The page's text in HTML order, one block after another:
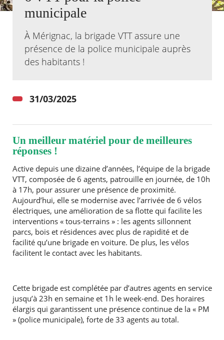
Watt
Actualités
Kiosque
Espace de services en ligne
RECHERCHER ...
municipale
À Mérignac, la brigade VTT assure une
présence de la police municipale auprès
des habitants !
31/03/2025
Un meilleur matériel pour de meilleures
réponses !
Active depuis une dizaine d’années, l’équipe de la brigade
VTT, composée de 6 agents, patrouille en journée, de 10h
à 17h, pour assurer une présence de proximité.
Aujourd’hui, elle se modernise avec l’arrivée de 6 vélos
électriques, une amélioration de sa flotte qui facilite les
interventions « tous-terrains » : les agents sillonnent
parcs, bois et résidences avec plus de rapidité et de
facilité qu’une brigade en voiture. De plus, les vélos
facilitent le contact avec les habitants.
Cette brigade est complétée par d’autres agents en service
jusqu’à 23h en semaine et 1h le week-end. Des horaires
élargis qui garantissent une présence continue de la « PM
» (police municipale), forte de 33 agents au total.